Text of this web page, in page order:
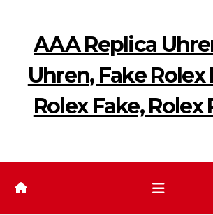
springenAAA Replica
Uhren, Fake Rolex
Rolex Fake, Rolex